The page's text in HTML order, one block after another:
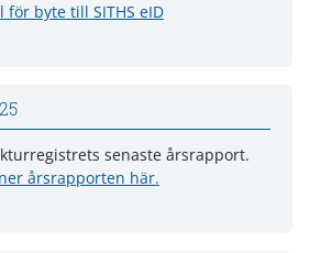
för byte till SITHS eID
senaste årsrapport.
årsrapporten här.